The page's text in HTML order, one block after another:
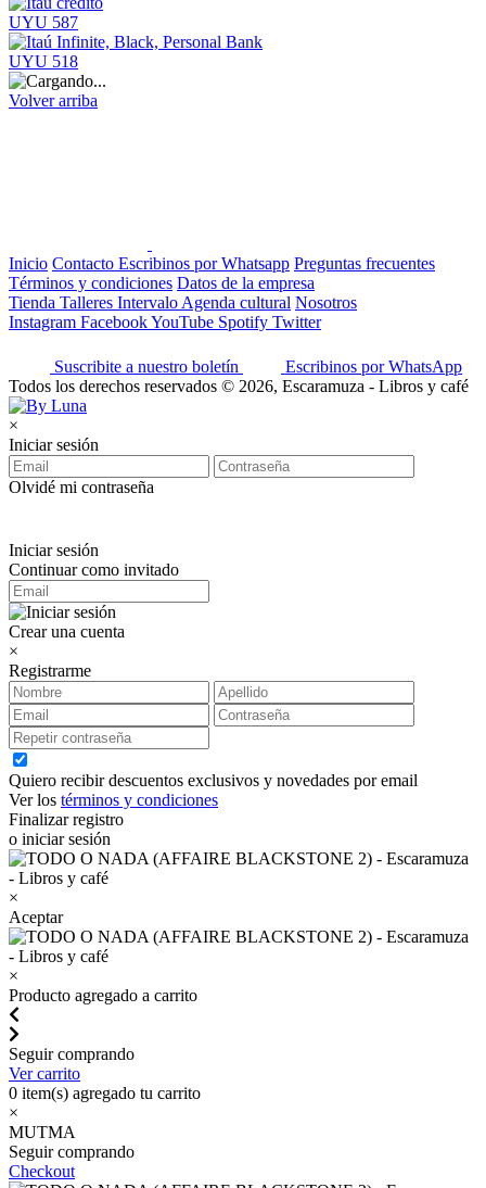
UYU 587
UYU 518
Volver arriba
Inicio Contacto Escribinos por Whatsapp Preguntas frecuentes
Términos y condiciones Datos de la empresa
Tienda Talleres Intervalo Agenda cultural Nosotros
Instagram FacebookYouTube Spotify Twitter
Suscribite a nuestro boletín
Escribinos por WhatsApp
Todos los derechos reservados © 2026, Escaramuza - Libros y café
×
Iniciar sesión
Olvidé mi contraseña
Iniciar sesión
Continuar como invitado
Crear una cuenta
×
Registrarme
Quiero recibir descuentos exclusivos y novedades por email
Ver los términos y condiciones
Finalizar registro
o iniciar sesión
×
Aceptar
×
Producto agregado a carrito
Seguir comprando
Ver carrito
0 item(s) agregado tu carrito
×
MUTMA
Seguir comprando
Checkout